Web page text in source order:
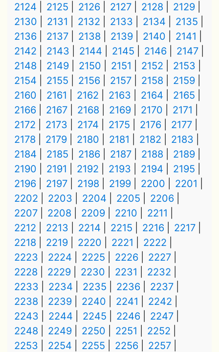
2124 2125 2126 2127 2128
2129
2130
2131 2132 2133 2134
2135
2136
2137 2138 2139 2140
2141
2142
2143 2144 2145 2146
2147
2148
2149 2150 2151 2152
2153
2154
2155 2156 2157 2158
2159
2160
2161 2162 2163 2164
2165
2166
2167 2168 2169 2170
2171
2172
2173 2174 2175 2176
2177
2178
2179 2180 2181 2182
2183
2184
2185 2186 2187 2188
2189
2190
2191 2192 2193 2194
2195
2196
2197 2198 2199 2200
2201
2202
2203 2204 2205
2206
2207
2208 2209 2210
2211
2212
2213 2214 2215 2216
2217
2218
2219 2220 2221
2222
2223
2224 2225 2226
2227
2228
2229 2230 2231
2232
2233
2234 2235 2236
2237
2238
2239 2240 2241
2242
2243
2244 2245 2246
2247
2248
2249 2250 2251
2252
2253
2254 2255 2256
2257